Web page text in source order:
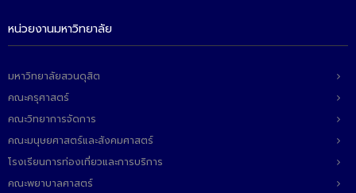
หน่วยงานมหาวิทยาลัย
มหาวิทยาลัยสวนดุสิต
คณะครุศาสตร์
คณะวิทยาการจัดการ
คณะมนุษยศาสตร์และสังคมศาสตร์
โรงเรียนการท่องเที่ยวและการบริการ
คณะพยาบาลศาสตร์